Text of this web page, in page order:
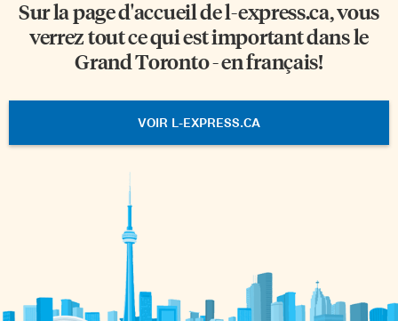
Sur la page d'accueil del-express.ca, vous
verrez tout ce qui est important dans le
Grand Toronto - en français!
VOIR L-EXPRESS.CA